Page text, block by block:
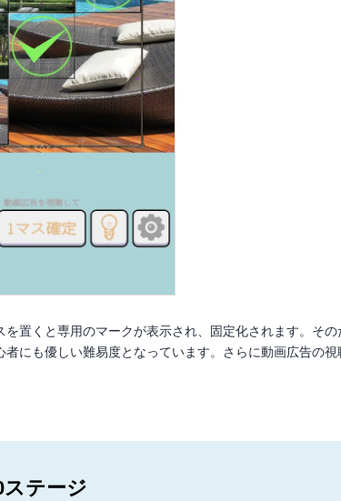
を置くと専用のマークが表示され、固定化されます。その
にも優しい難易度となっています。さらに動画広告の視
テージ